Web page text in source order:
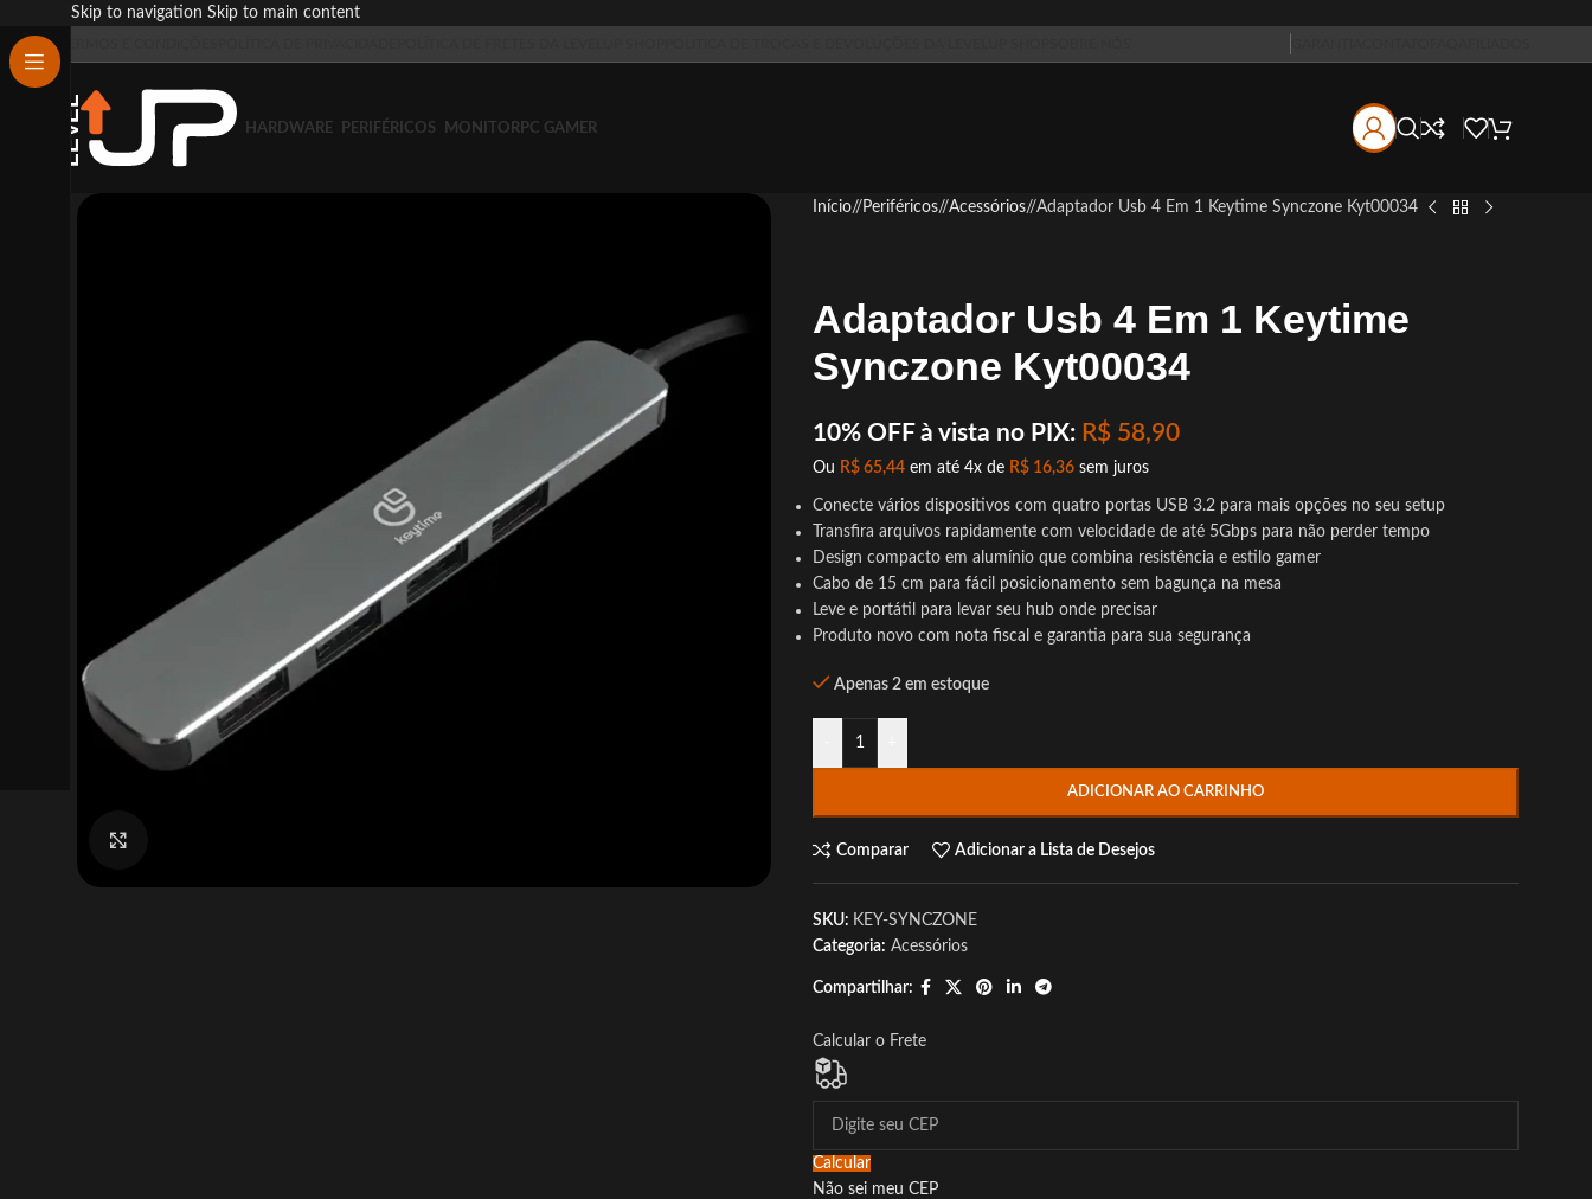
Skip to navigation Skip to main content
HARDWARE PERIFÉRICOS MONITOR PC GAMER
Início/ Periféricos/ Acessórios/ Adaptador Usb 4 Em 1 Keytime Synczone Kyt00034
Adaptador Usb 4 Em 1 Keytime
Synczone Kyt00034
10% OFF à vista no PIX: R$58,90
Ou R$65,44em até 4x de R$16,36sem juros
Conecte vários dispositivos com quatro portas USB 3.2 para mais opções no seu setup
Transfira arquivos rapidamente com velocidade de até 5Gbps para não perder tempo
Design compacto em alumínio que combina resistência e estilo gamer
Cabo de 15 cm para fácil posicionamento sem bagunça na mesa
Leve e portátil para levar seu hub onde precisar
Produto novo com nota fiscal e garantia para sua segurança
Apenas 2 em estoque
ADICIONAR AO CARRINHO
Comparar Adicionar a Lista de Desejos
SKU: KEY-SYNCZONE
Categoria: Acessórios
Compartilhar:
Calcular o Frete
Calcular
Não sei meu CEP